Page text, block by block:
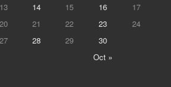
Oct »
13 14 15 16
17
20 21 22 23
24
27 28 29 30